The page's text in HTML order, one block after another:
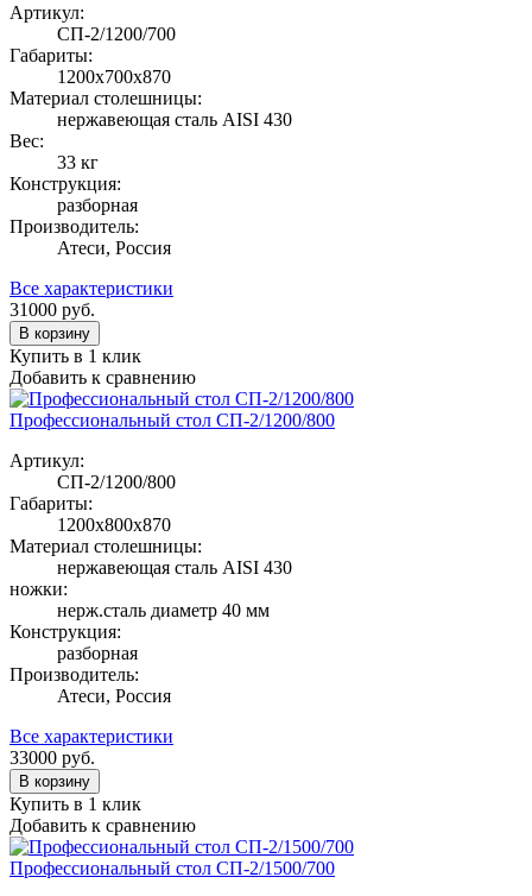
Артикул:
СП-2/1200/700
Габариты:
1200х700х870
Материал столешницы:
нержавеющая сталь AISI 430
Вес:
33 кг
Конструкция:
разборная
Производитель:
Атеси, Россия
Все характеристики
31000 руб.
В корзину
Купить в 1 клик
Добавить к сравнению
Профессиональный стол СП-2/1200/800
Артикул:
СП-2/1200/800
Габариты:
1200х800х870
Материал столешницы:
нержавеющая сталь AISI 430
ножки:
нерж.сталь диаметр 40 мм
Конструкция:
разборная
Производитель:
Атеси, Россия
Все характеристики
33000 руб.
В корзину
Купить в 1 клик
Добавить к сравнению
Профессиональный стол СП-2/1500/700